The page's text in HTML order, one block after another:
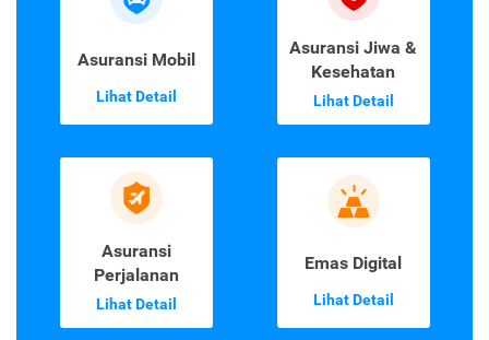
Asuransi Mobil
Lihat Detail
Asuransi Jiwa &
Kesehatan
Lihat Detail
Asuransi
Perjalanan
Lihat Detail
Emas Digital
Lihat Detail